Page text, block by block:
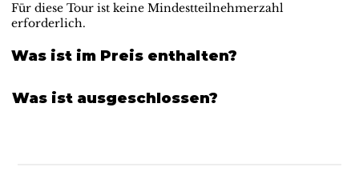
Für diese Tour ist keine Mindestteilnehmerzahl
erforderlich.
Was ist im Preis enthalten?
Was ist ausgeschlossen?